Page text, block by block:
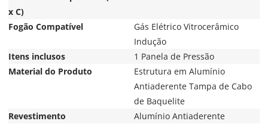
x C)
Fogão Compatível
Gás Elétrico Vitrocerâmico
Indução
Itens inclusos
1 Panela de Pressão
Material do Produto
Estrutura em Alumínio
Antiaderente Tampa de Cabo
de Baquelite
Revestimento
Alumínio Antiaderente